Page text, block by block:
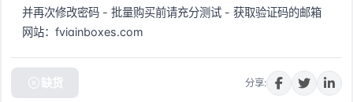
并再次修改密码 - 批量购买前请充分测试 - 获取验证码的邮箱
网站：fviainboxes.com
缺货 分享: